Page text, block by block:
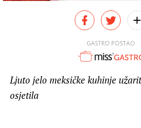
GASTRO POSTAO
Ljuto jelo meksičke kuhinje
osjetila